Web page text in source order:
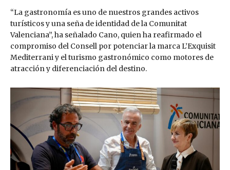
“La gastronomía es uno de nuestros grandes activos
turísticos y una seña de identidad de la Comunitat
Valenciana”, ha señalado Cano, quien ha reafirmado el
compromiso del Consell por potenciar la marca L’Exquisit
Mediterrani y el turismo gastronómico como motores de
atracción y diferenciación del destino.